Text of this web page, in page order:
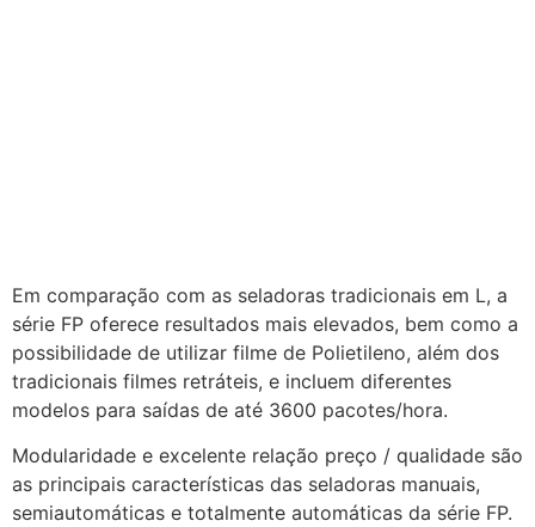
Em comparação com as seladoras tradicionais em L, a
série FP oferece resultados mais elevados, bem como a
possibilidade de utilizar filme de Polietileno, além dos
tradicionais filmes retráteis, e incluem diferentes
modelos para saídas de até 3600 pacotes/hora.
Modularidade e excelente relação preço / qualidade são
as principais características das seladoras manuais,
semiautomáticas e totalmente automáticas da série FP.